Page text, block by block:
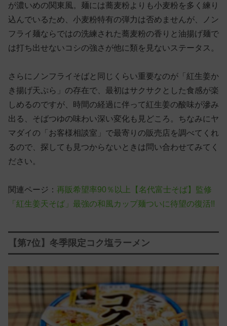
が濃いめの関東風。麺には蕎麦粉よりも小麦粉を多く練り
込んでいるため、小麦粉特有の弾力は否めませんが、ノン
フライ麺ならではの洗練された蕎麦粉の香りと油揚げ麺で
は打ち出せないコシの強さが他に類を見ないステータス。
さらにノンフライそばと同じくらい重要なのが「紅生姜か
き揚げ天ぷら」の存在で、最初はサクサクとした食感が楽
しめるのですが、時間の経過に伴って紅生姜の酸味が滲み
出る、そばつゆの味わい深い変化も見どころ。ちなみにヤ
マダイの「お客様相談室」で最寄りの販売店を調べてくれ
るので、探しても見つからないときは問い合わせてみてく
ださい。
関連ページ： 再販希望率90％以上【名代富士そば】監修
「紅生姜天そば」最強の和風カップ麺ついに待望の復活!!
【第7位】冬季限定コク塩ラーメン